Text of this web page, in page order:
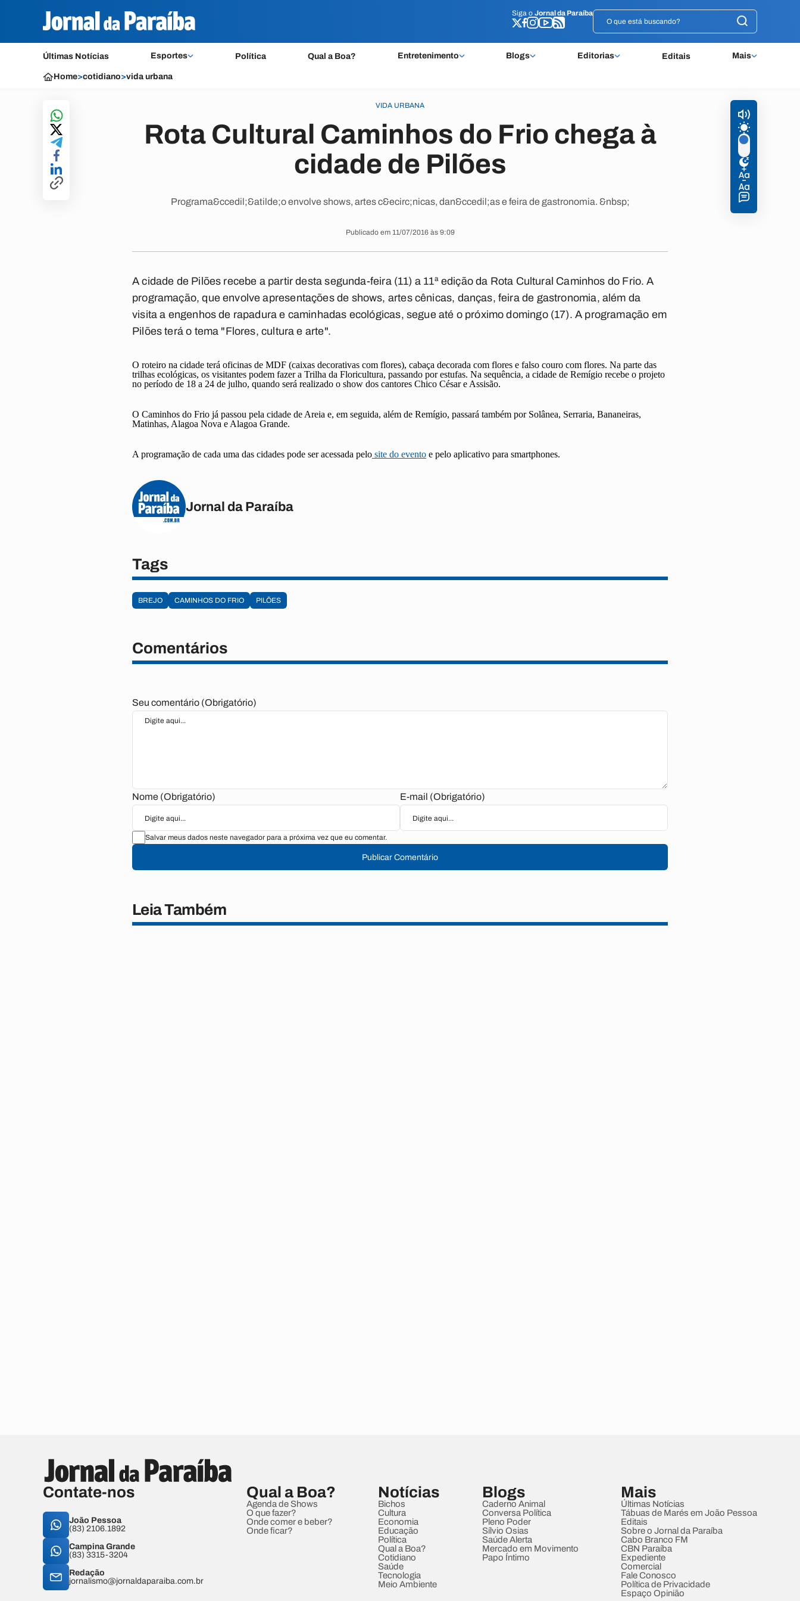
Siga o Jornal da Paraíba
Últimas Notícias Esportes Política Qual a Boa? Entretenimento Blogs Editorias Editais Mais
Siga o Jornal da Paraíba
Home>cotidiano>vida urbana
VIDA URBANA
Rota Cultural Caminhos do Frio chega à
cidade de Pilões
Programa&ccedil;&atilde;o envolve shows, artes c&ecirc;nicas, dan&ccedil;as e feira de gastronomia. &nbsp;
Publicado em 11/07/2016 às 9:09
A cidade de Pilões recebe a partir desta segunda-feira (11) a 11ª edição da Rota Cultural Caminhos do Frio. A
programação, que envolve apresentações de shows, artes cênicas, danças, feira de gastronomia, além da
visita a engenhos de rapadura e caminhadas ecológicas, segue até o próximo domingo (17). A programação em
Pilões terá o tema "Flores, cultura e arte".
O roteiro na cidade terá oficinas de MDF (caixas decorativas com flores), cabaça decorada com flores e falso couro com flores. Na parte das
trilhas ecológicas, os visitantes podem fazer a Trilha da Floricultura, passando por estufas. Na sequência, a cidade de Remígio recebe o projeto
no período de 18 a 24 de julho, quando será realizado o show dos cantores Chico César e Assisão.
O Caminhos do Frio já passou pela cidade de Areia e, em seguida, além de Remígio, passará também por Solânea, Serraria, Bananeiras,
Matinhas, Alagoa Nova e Alagoa Grande.
A programação de cada uma das cidades pode ser acessada pelo site do evento e pelo aplicativo para smartphones.
Jornal da Paraíba
Tags
BREJO CAMINHOS DO FRIO PILÕES
Comentários
Seu comentário (Obrigatório)
Nome (Obrigatório) E-mail (Obrigatório)
Salvar meus dados neste navegador para a próxima vez que eu comentar.
Publicar Comentário
Leia Também
Contate-nos
João Pessoa
(83) 2106.1892
Campina Grande
(83) 3315-3204
Redação
jornalismo@jornaldaparaiba.com.br
Qual a Boa?
Agenda de Shows
O que fazer?
Onde comer e beber?
Onde ficar?
Notícias
Bichos
Cultura
Economia
Educação
Política
Qual a Boa?
Cotidiano
Saúde
Tecnologia
Meio Ambiente
Blogs
Caderno Animal
Conversa Política
Pleno Poder
Sílvio Osias
Saúde Alerta
Mercado em Movimento
Papo Íntimo
Mais
Últimas Notícias
Tábuas de Marés em João Pessoa
Editais
Sobre o Jornal da Paraíba
Cabo Branco FM
CBN Paraíba
Expediente
Comercial
Fale Conosco
Política de Privacidade
Espaço Opinião